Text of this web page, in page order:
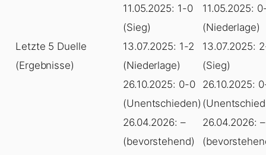
Letzte 5 Duelle
(Ergebnisse)
11.05.2025: 1-0
(Sieg)
13.07.2025: 1-2
(Niederlage)
26.10.2025: 0-0
(Unentschieden)
26.04.2026: –
(bevorstehend)
11.05.2025:
(Niederlage)
13.07.2025:
(Sieg)
26.10.2025:
26.04.2026: –